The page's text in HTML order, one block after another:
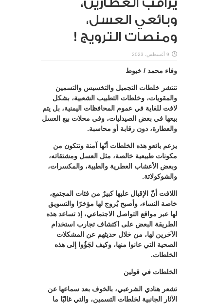
يراقب العطارين،
وبائعي العسل،
ومنصات الترويج !
9 أغسطس، 2023
وفاء محمد / خيوط
تنتشر خلطات التجميل والتخسيس والتسمين
والمقويات، وخلطات التطبيب الشعبية، بشكل
لافت للغاية في عموم المحافظات اليمنية، بل يتم
بيعها في بعض الصيدليات، وفي محلات بيع العسل
والعطارة، دون رقابة أو محاسبة.
يزعم بائعو هذه الخلطات أنّها آمنة وتتكون من
مكونات طبيعية خالصة، مثل العسل ومشتقاته،
وبعض الأعشاب العطرية والطبية، والمكسرات،
والشوكولاتة.
اللافت أنّ الإقبال عليها كبيرٌ من فئات المجتمع،
خاصة النساء، وأصبح يُروج لها مؤخرًا والتسويق
لها عبر مواقع التواصل الاجتماعي، إذ تساعد هذه
الطريقة البعض على اكتشاف تجارب استخدام
الآخرين لها، من خلال حديثهم عن المشكلات
الصحية التي عانوا منها، وكيف لجَؤُوا إلى هذه
الخلطات.
الخلطات في قولين
تشعر هنادي الشرعبي، بالخوف بعد سماعها عن
الآثار الجانبية لخلطات التسمين، والتي غالبًا ما